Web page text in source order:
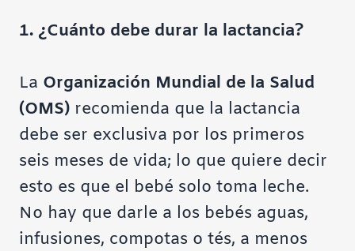
1. ¿Cuánto debe durar la lactancia?
La Organización Mundial de la Salud
(OMS) recomienda que la lactancia
debe ser exclusiva por los primeros
seis meses de vida; lo que quiere decir
esto es que el bebé solo toma leche.
No hay que darle a los bebés aguas,
infusiones, compotas o tés, a menos